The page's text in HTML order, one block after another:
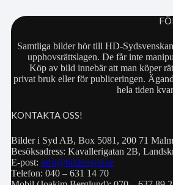
Samtliga bilder hör till HD-
upphovsrättslagen. De får inte
Köp av bild innebär att man köper
privat bruk eller för publiceringen.
hela tiden
KONTAKTA OSS!
Bilder i Syd AB, Box 5081, 200 71
Besöksadress: Kavallerigatan 2B,
E-post: info@bilderisyd.se
Telefon: 040 – 631 14 70